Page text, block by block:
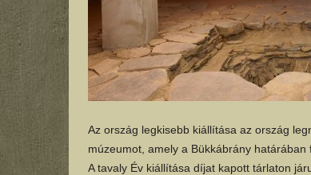
Az ország legkisebb kiállítása az ország
múzeumot, amely a Bükkábrány
A tavaly Év kiállítása díjat kapott tárlaton